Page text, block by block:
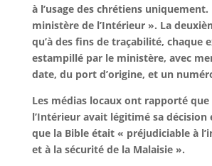
à l’usage des chrétiens
ministère de l’Intérieur ». La
qu’à des fins de traçabilité, chaque
estampillé par le ministère, avec
date, du port d’origine, et un
Les médias locaux ont rapporté
l’Intérieur avait légitimé sa décision
que la Bible était « préjudiciable à
et à la sécurité de la Malaisie ».